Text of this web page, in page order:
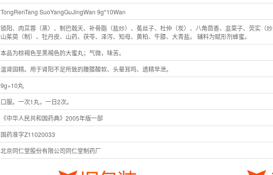
TongRenTang SuoYangGuJingWan 9g*10Wan
锁阳、肉苁蓉（蒸）、制巴戟天、补骨脂（盐炒）、菟丝子、杜仲（炭）、八角茴香、韭菜子、荧实（
山茱萸（制）、牡丹皮、山药、茯苓、泽泻、知母、黄柏、牛膝、大青盐。 辅料为赋形剂蜂蜜。
本品为棕褐色至黑褐色的大蜜丸；气微，味苦。
温肾固精。用于肾阳不足所致的腰膝酸软、头晕耳鸣、遗精早泄。
9g×10丸
口服。一次1丸，一日2次。
《中华人民共和国药典》2005年版一部
国药准字Z11020033
北京同仁堂股份有限公司同仁堂制药厂